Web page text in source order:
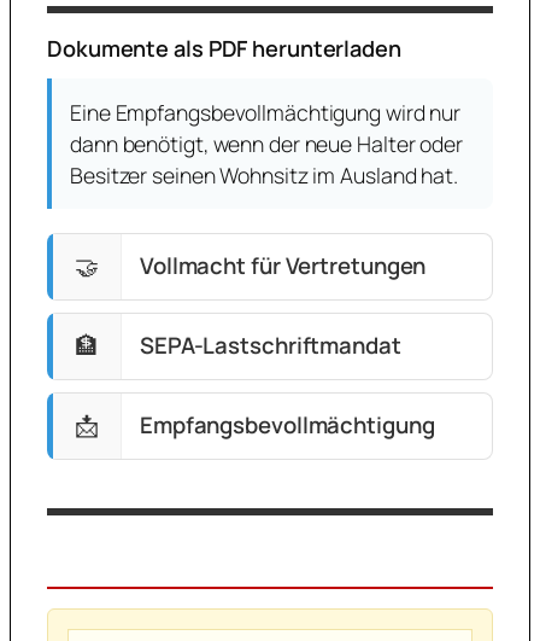
Dokumente als PDF herunterladen
Eine Empfangsbevollmächtigung wird nur
dann benötigt, wenn der neue Halter oder
Besitzer seinen Wohnsitz im Ausland hat.
🤝 Vollmacht für Vertretungen
🏦 SEPA-Lastschriftmandat
📩 Empfangsbevollmächtigung